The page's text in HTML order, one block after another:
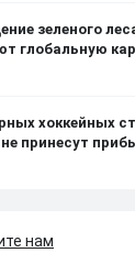
зеленого
глобальную
хоккейных
принесут
нам